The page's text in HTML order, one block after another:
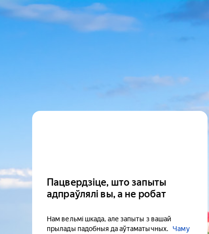
Пацвердзіце, што запыты
адпраўлялі вы, а не робат
Нам вельмі шкада, але запыты з вашай
прылады падобныя да аўтаматычных.
Чаму